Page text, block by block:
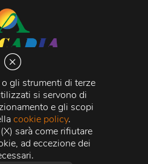
gli strumenti di terze
si servono di
e gli scopi
cookie policy.
sarà come rifiutare
ad eccezione dei
Libertà 20066 Melzo (MI)
di Milano n. 1427910
di Milano n. 338392 -
| Capitale Sociale
i.v.
S.r.l. 2026 © Tutti i diritti